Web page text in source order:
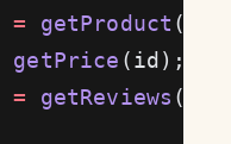
= getProduct
getPrice (id);
= getReviews